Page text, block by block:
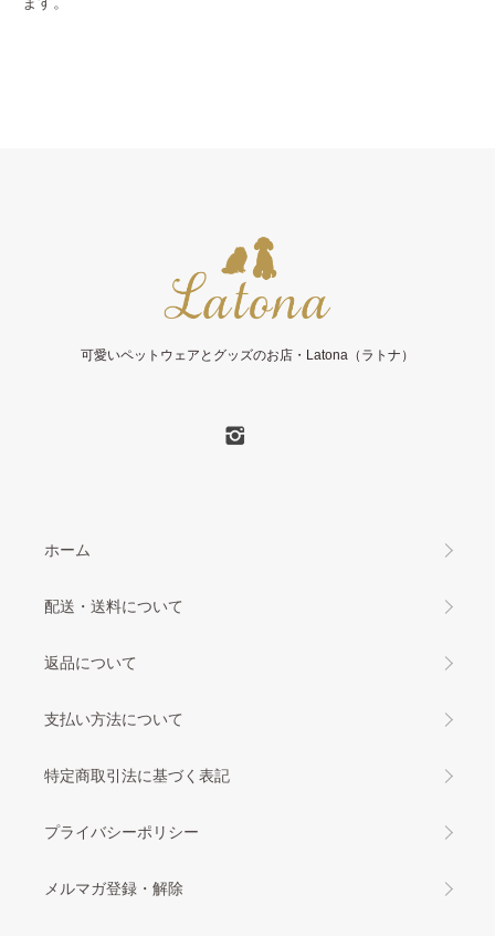
可愛いペットウェアとグッズのお店・Latona（ラトナ）
ホーム
配送・送料について
返品について
支払い方法について
特定商取引法に基づく表記
プライバシーポリシー
メルマガ登録・解除